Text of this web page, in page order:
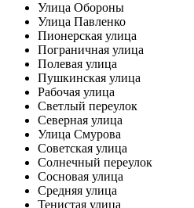
Улица Обороны
Улица Павленко
Пионерская улица
Пограничная улица
Полевая улица
Пушкинская улица
Рабочая улица
Светлый переулок
Северная улица
Улица Смурова
Советская улица
Солнечный переулок
Сосновая улица
Средняя улица
Тенистая улица